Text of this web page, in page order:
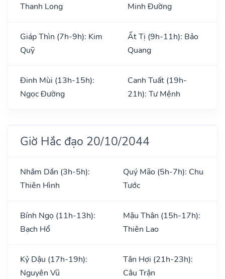
Thanh Long
Minh Đường
Giáp Thìn (7h-9h): Kim
Quỹ
Ất Tị (9h-11h): Bảo
Quang
Đinh Mùi (13h-15h):
Ngọc Đường
Canh Tuất (19h-
21h): Tư Mệnh
Giờ Hắc đạo 20/10/2044
Nhâm Dần (3h-5h):
Thiên Hình
Quý Mão (5h-7h): Chu
Tước
Bính Ngọ (11h-13h):
Bạch Hổ
Mậu Thân (15h-17h):
Thiên Lao
Kỷ Dậu (17h-19h):
Nguyên Vũ
Tân Hợi (21h-23h):
Câu Trận